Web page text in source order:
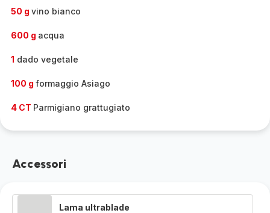
50 g vino bianco
600 g acqua
1 dado vegetale
100 g formaggio Asiago
4 CT Parmigiano grattugiato
Accessori
Lama ultrablade